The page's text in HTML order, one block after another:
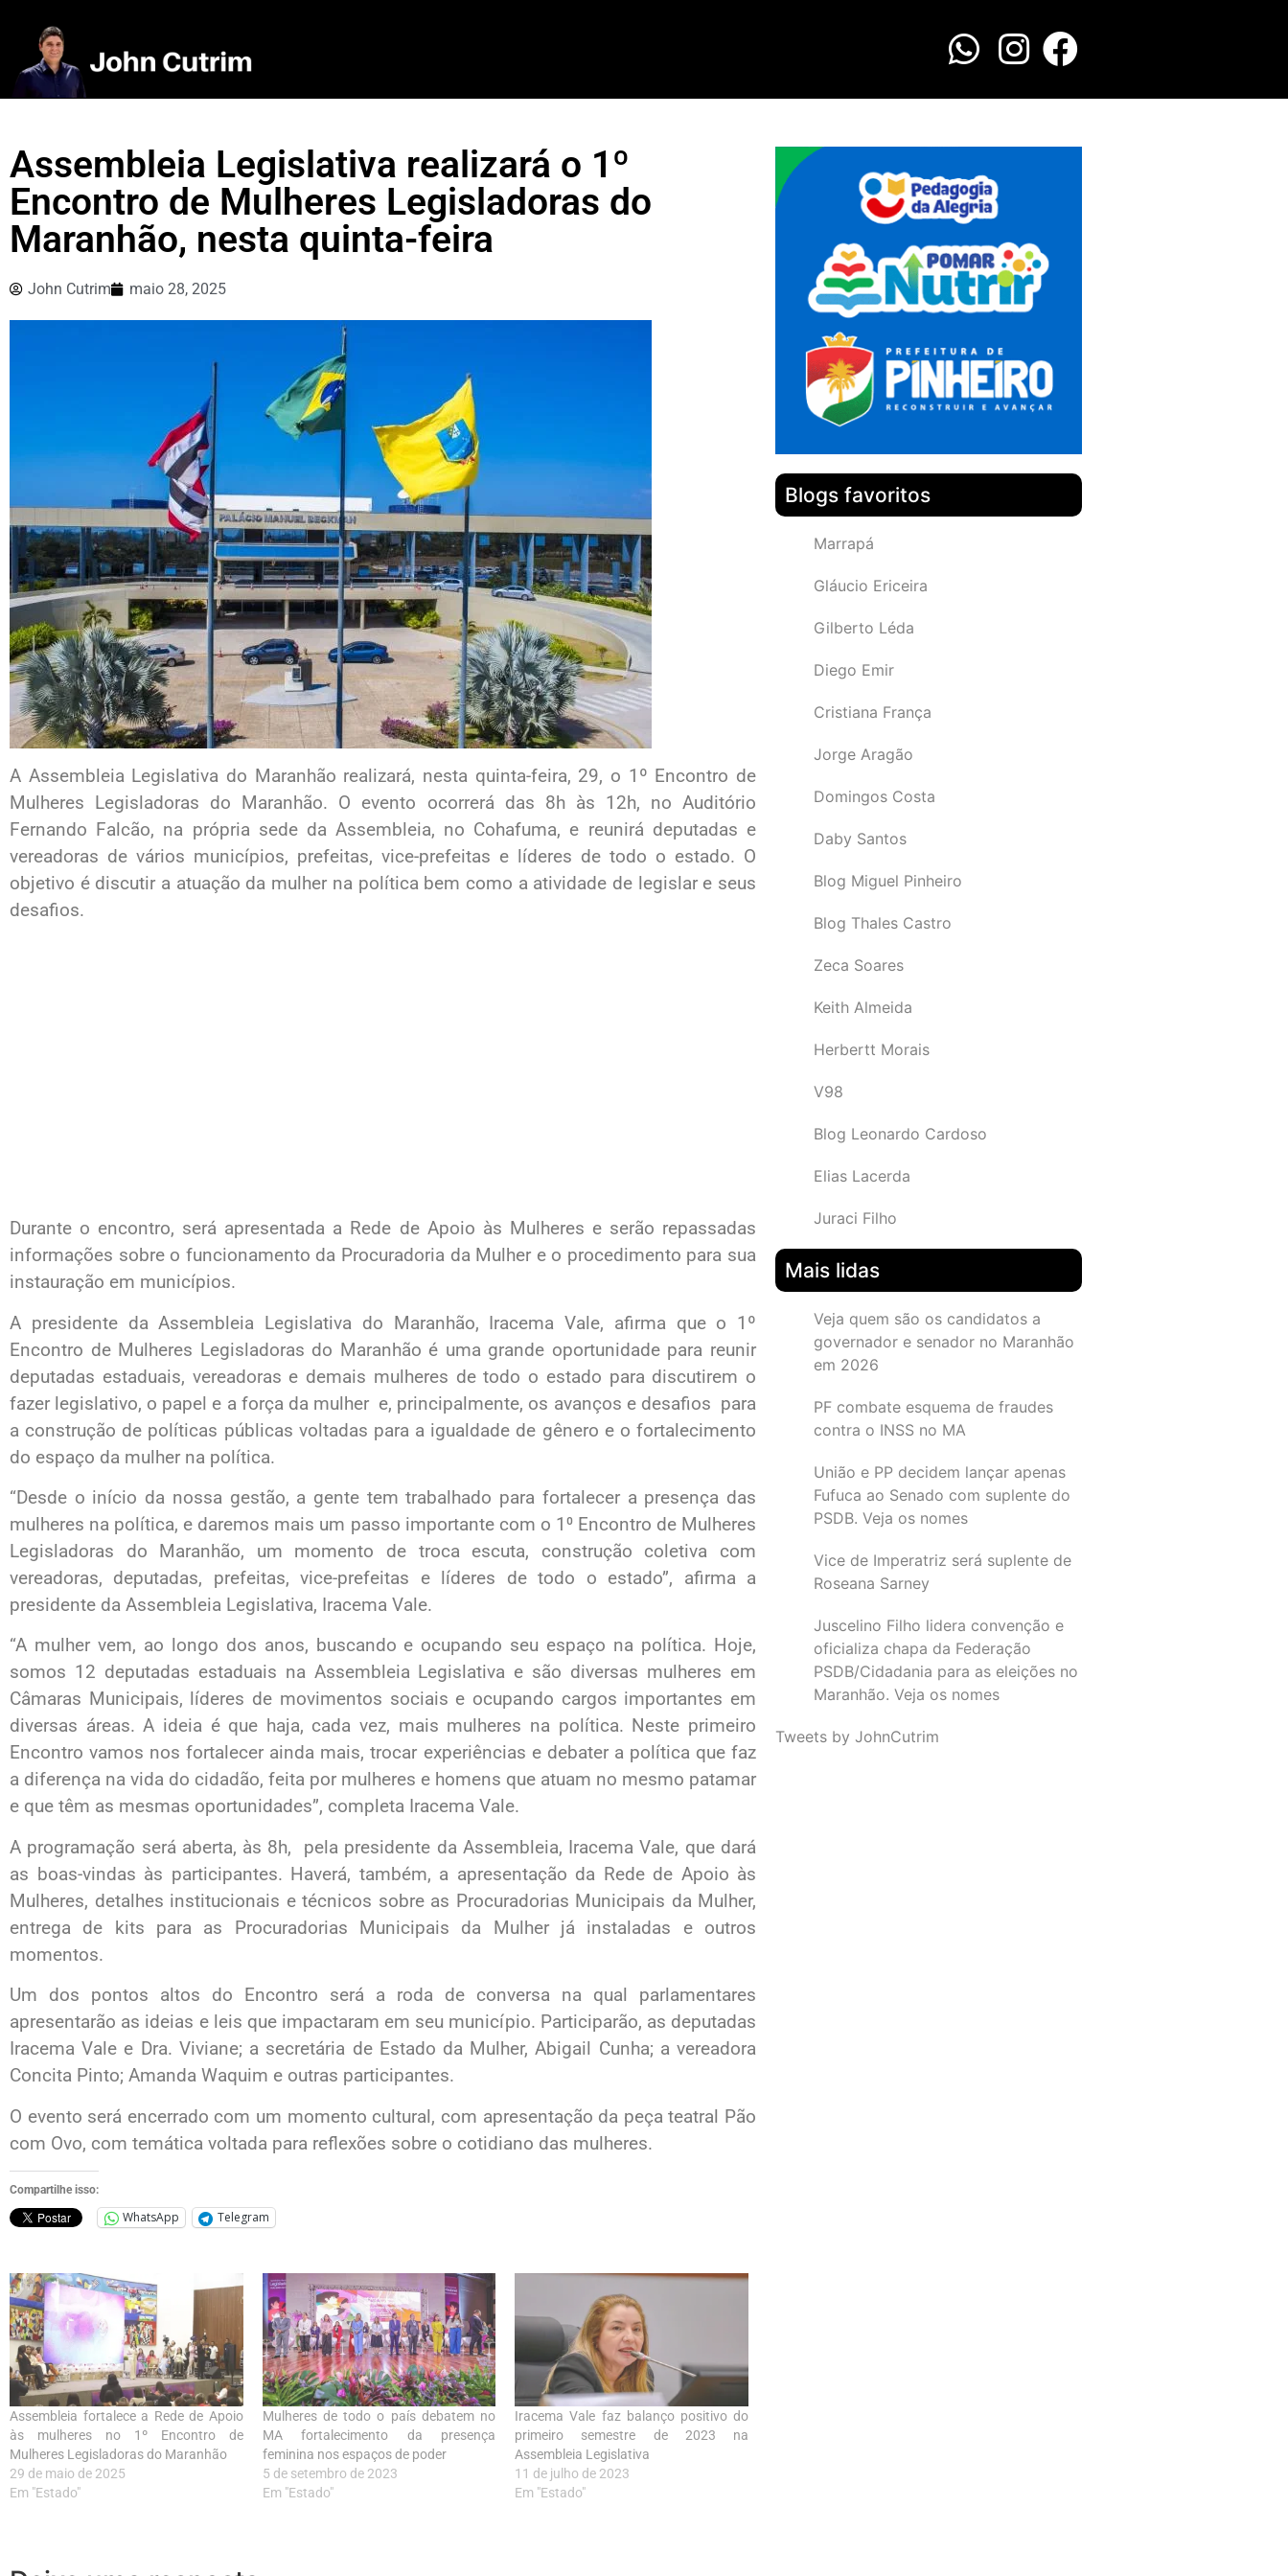
Assembleia Legislativa realizará o 1º
Encontro de Mulheres Legisladoras do
Maranhão, nesta quinta-feira
John Cutrim maio 28, 2025
A Assembleia Legislativa do Maranhão realizará, nesta quinta-feira, 29, o 1º Encontro de
Mulheres Legisladoras do Maranhão. O evento ocorrerá das 8h às 12h, no Auditório
Fernando Falcão, na própria sede da Assembleia, no Cohafuma, e reunirá deputadas e
vereadoras de vários municípios, prefeitas, vice-prefeitas e líderes de todo o estado. O
objetivo é discutir a atuação da mulher na política bem como a atividade de legislar e seus
desafios.
Durante o encontro, será apresentada a Rede de Apoio às Mulheres e serão repassadas
informações sobre o funcionamento da Procuradoria da Mulher e o procedimento para sua
instauração em municípios.
A presidente da Assembleia Legislativa do Maranhão, Iracema Vale, afirma que o 1º
Encontro de Mulheres Legisladoras do Maranhão é uma grande oportunidade para reunir
deputadas estaduais, vereadoras e demais mulheres de todo o estado para discutirem o
fazer legislativo, o papel e a força da mulher e, principalmente, os avanços e desafios para
a construção de políticas públicas voltadas para a igualdade de gênero e o fortalecimento
do espaço da mulher na política.
“Desde o início da nossa gestão, a gente tem trabalhado para fortalecer a presença das
mulheres na política, e daremos mais um passo importante com o 1⁰ Encontro de Mulheres
Legisladoras do Maranhão, um momento de troca escuta, construção coletiva com
vereadoras, deputadas, prefeitas, vice-prefeitas e líderes de todo o estado”, afirma a
presidente da Assembleia Legislativa, Iracema Vale.
“A mulher vem, ao longo dos anos, buscando e ocupando seu espaço na política. Hoje,
somos 12 deputadas estaduais na Assembleia Legislativa e são diversas mulheres em
Câmaras Municipais, líderes de movimentos sociais e ocupando cargos importantes em
diversas áreas. A ideia é que haja, cada vez, mais mulheres na política. Neste primeiro
Encontro vamos nos fortalecer ainda mais, trocar experiências e debater a política que faz
a diferença na vida do cidadão, feita por mulheres e homens que atuam no mesmo patamar
e que têm as mesmas oportunidades”, completa Iracema Vale.
A programação será aberta, às 8h, pela presidente da Assembleia, Iracema Vale, que dará
as boas-vindas às participantes. Haverá, também, a apresentação da Rede de Apoio às
Mulheres, detalhes institucionais e técnicos sobre as Procuradorias Municipais da Mulher,
entrega de kits para as Procuradorias Municipais da Mulher já instaladas e outros
momentos.
Um dos pontos altos do Encontro será a roda de conversa na qual parlamentares
apresentarão as ideias e leis que impactaram em seu município. Participarão, as deputadas
Iracema Vale e Dra. Viviane; a secretária de Estado da Mulher, Abigail Cunha; a vereadora
Concita Pinto; Amanda Waquim e outras participantes.
O evento será encerrado com um momento cultural, com apresentação da peça teatral Pão
com Ovo, com temática voltada para reflexões sobre o cotidiano das mulheres.
Compartilhe isso:
WhatsApp Telegram
Assembleia fortalece a Rede de Apoio
às mulheres no 1º Encontro de
Mulheres Legisladoras do Maranhão
29 de maio de 2025
Em "Estado"
Mulheres de todo o país debatem no
MA fortalecimento da presença
feminina nos espaços de poder
5 de setembro de 2023
Em "Estado"
Iracema Vale faz balanço positivo do
primeiro semestre de 2023 na
Assembleia Legislativa
11 de julho de 2023
Em "Estado"
Blogs favoritos
Marrapá
Gláucio Ericeira
Gilberto Léda
Diego Emir
Cristiana França
Jorge Aragão
Domingos Costa
Daby Santos
Blog Miguel Pinheiro
Blog Thales Castro
Zeca Soares
Keith Almeida
Herbertt Morais
V98
Blog Leonardo Cardoso
Elias Lacerda
Juraci Filho
Mais lidas
Veja quem são os candidatos a
governador e senador no Maranhão
em 2026
PF combate esquema de fraudes
contra o INSS no MA
União e PP decidem lançar apenas
Fufuca ao Senado com suplente do
PSDB. Veja os nomes
Vice de Imperatriz será suplente de
Roseana Sarney
Juscelino Filho lidera convenção e
oficializa chapa da Federação
PSDB/Cidadania para as eleições no
Maranhão. Veja os nomes
Tweets by JohnCutrim